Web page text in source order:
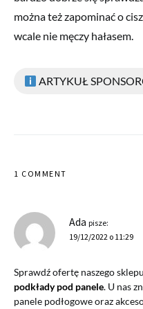
można też zapominać o
wcale nie męczy hałasem.
ARTYKUŁ
1 COMMENT
Ada pisze:
19/12/2022 o 11:29
Sprawdź ofertę naszego
podkłady pod panele. U nas
panele podłogowe oraz